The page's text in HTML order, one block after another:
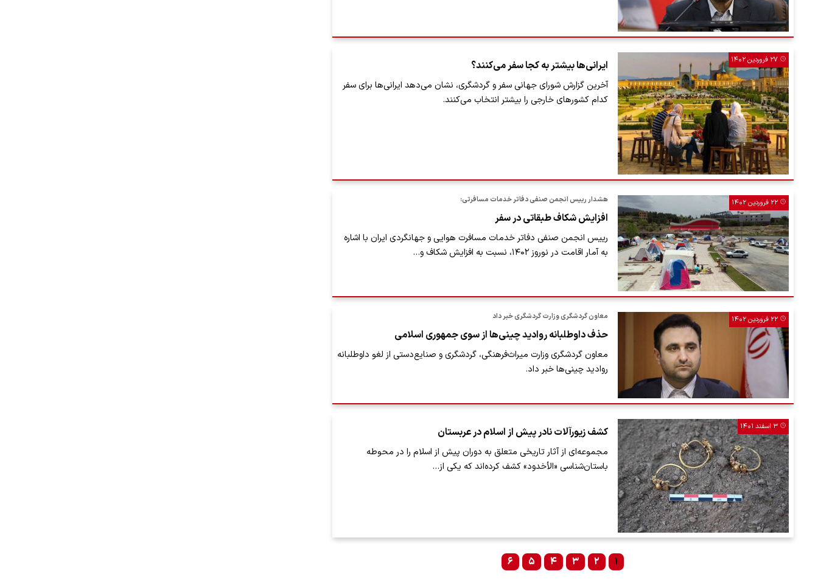
۲۷ فروردین ۱۴۰۲ ایرانی‌ها بیشتر به کجا سفر می‌کنند؟
آخرین گزارش شورای جهانی سفر و گردشگری، نشان می‌دهد ایرانی‌ها برای سفر
کدام کشورهای خارجی را بیشتر انتخاب می‌کنند.
۲۲ فروردین ۱۴۰۲ هشدار رییس انجمن صنفی دفاتر خدمات مسافرتی:
افزایش شکاف طبقاتی در سفر
رییس انجمن صنفی دفاتر خدمات مسافرت هوایی و جهانگردی ایران با اشاره
به آمار اقامت در نوروز ۱۴۰۲، نسبت به افزایش شکاف و…
۲۲ فروردین ۱۴۰۲ معاون گردشگری وزارت گردشگری خبر داد
حذف داوطلبانه روادید چینی‌‌ها از سوی جمهوری‌ اسلامی
معاون گردشگری وزارت میراث‌فرهنگی، گردشگری و صنایع‌دستی از لغو داوطلبانه
روادید چینی‌ها خبر داد.
۳ اسفند ۱۴۰۱ کشف زیورآلات نادر پیش از اسلام در عربستان
مجموعه‌ای از آثار تاریخی متعلق به دوران پیش از اسلام را در محوطه
باستان‌شناسی «الأخدود» کشف کرده‌اند که یکی از…
۱ ۲ ۳ ۴ ۵ ۶